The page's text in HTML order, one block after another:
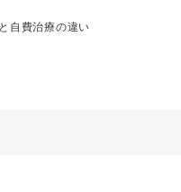
自費治療の違い